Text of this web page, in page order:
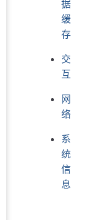
据
缓
存
交
互
网
络
系
统
信
息